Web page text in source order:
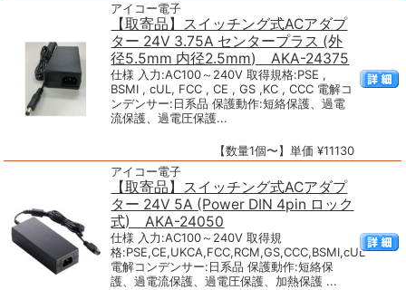
アイコー電子
【取寄品】スイッチング式ACアダプ
ター 24V 3.75A センタープラス (外
径5.5mm 内径2.5mm) AKA-24375
仕様 入力:AC100～240V 取得規格:PSE ,
BSMI , cUL, FCC , CE , GS ,KC , CCC 電解コ
ンデンサー:日系品 保護動作:短絡保護、過電
流保護、過電圧保護...
【数量1個〜】単価 ¥11130
アイコー電子
【取寄品】スイッチング式ACアダプ
ター 24V 5A (Power DIN 4pin ロック
式) AKA-24050
仕様 入力:AC100～240V 取得規
格:PSE,CE,UKCA,FCC,RCM,GS,CCC,BSMI,cUL
電解コンデンサー:日系品 保護動作:短絡保
護、過電流保護、過電圧保護、加熱保護 ...